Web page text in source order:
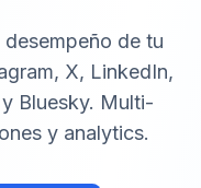
de tu
X, LinkedIn,
Bluesky. Multi-
y analytics.